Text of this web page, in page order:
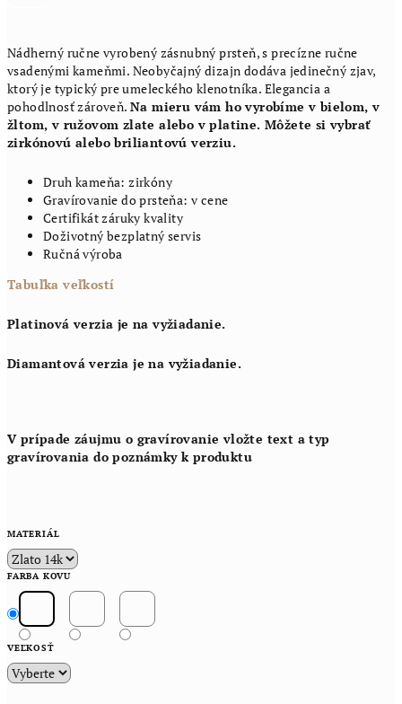
Nádherný ručne vyrobený zásnubný prsteň, s precízne ručne
vsadenými kameňmi. Neobyčajný dizajn dodáva jedinečný zjav,
ktorý je typický pre umeleckého klenotníka. Elegancia a
pohodlnosť zároveň. Na mieru vám ho vyrobíme v bielom, v
žltom, v ružovom zlate alebo v platine. Môžete si vybrať
zirkónovú alebo briliantovú verziu.
Druh kameňa: zirkóny
Gravírovanie do prsteňa: v cene
Certifikát záruky kvality
Doživotný bezplatný servis
Ručná výroba
Tabuľka veľkostí
Platinová verzia je na vyžiadanie.
Diamantová verzia je na vyžiadanie.
V prípade záujmu o gravírovanie vložte text a typ
gravírovania do poznámky k produktu
MATERIÁL
FARBA KOVU
VEĽKOSŤ